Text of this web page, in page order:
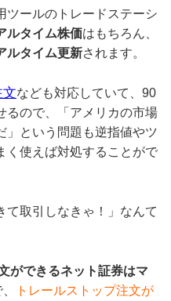
ツールのトレードステーシ
ルタイム株価はもちろん、
ルタイム更新されます。
文なども対応していて、90
るので、「アメリカの市場
」という問題も逆指値やツ
く使えば対処することがで
て取引しなきゃ！」なんて
ができるネット証券はマ
トレールストップ注文が